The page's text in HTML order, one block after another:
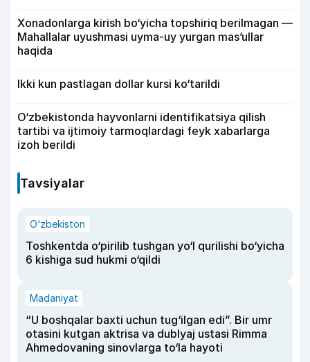
Xonadonlarga kirish bo‘yicha topshiriq berilmagan —
Mahallalar uyushmasi uyma-uy yurgan mas’ullar
haqida
Ikki kun pastlagan dollar kursi ko‘tarildi
O‘zbekistonda hayvonlarni identifikatsiya qilish
tartibi va ijtimoiy tarmoqlardagi feyk xabarlarga
izoh berildi
Tavsiyalar
O‘zbekiston
Toshkentda o‘pirilib tushgan yo‘l qurilishi bo‘yicha
6 kishiga sud hukmi o‘qildi
Madaniyat
“U boshqalar baxti uchun tug‘ilgan edi”. Bir umr
otasini kutgan aktrisa va dublyaj ustasi Rimma
Ahmedovaning sinovlarga to‘la hayoti